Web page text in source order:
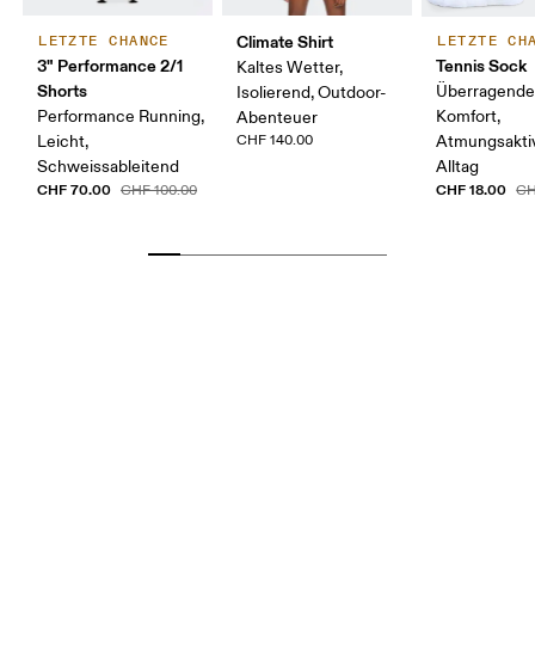
LETZTE CHANCE
3" Performance 2/1
Shorts
Performance Running,
Leicht,
Schweissableitend
CHF 70.00 CHF 100.00
Climate Shirt
Kaltes Wetter,
Isolierend, Outdoor-
Abenteuer
CHF 140.00
LETZTE
Tennis Sock
Komfort,
Alltag
CHF 18.00